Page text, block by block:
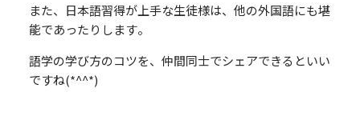
また、日本語習得が上手な生徒様は、他の外国語にも堪
能であったりします。
語学の学び方のコツを、仲間同士でシェアできるといい
ですね(*^^*)